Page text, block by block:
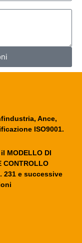
Ance,
ISO9001.
MODELLO DI
CONTROLLO
231 e successive